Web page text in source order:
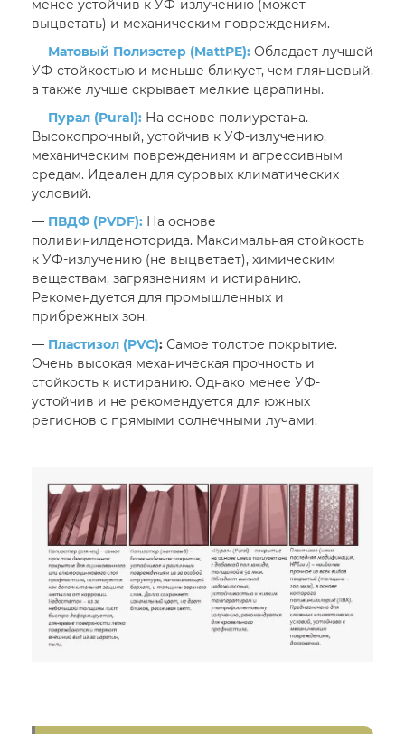
менее устойчив к УФ-излучению (может
выцветать) и механическим повреждениям.
— Матовый Полиэстер (MattPE): Обладает лучшей
УФ-стойкостью и меньше бликует, чем глянцевый,
а также лучше скрывает мелкие царапины.
— Пурал (Pural): На основе полиуретана.
Высокопрочный, устойчив к УФ-излучению,
механическим повреждениям и агрессивным
средам. Идеален для суровых климатических
условий.
— ПВДФ (PVDF): На основе
поливинилденфторида. Максимальная стойкость
к УФ-излучению (не выцветает), химическим
веществам, загрязнениям и истиранию.
Рекомендуется для промышленных и
прибрежных зон.
— Пластизол (PVC): Самое толстое покрытие.
Очень высокая механическая прочность и
стойкость к истиранию. Однако менее УФ-
устойчив и не рекомендуется для южных
регионов с прямыми солнечными лучами.